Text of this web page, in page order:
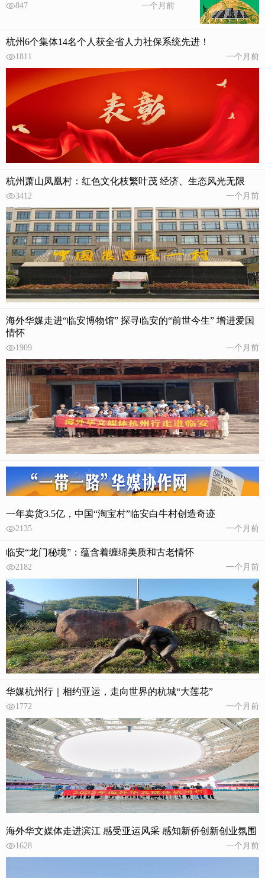
847 一个月前
杭州6个集体14名个人获全省人力社保系统先进！
1811 一个月前
杭州萧山凤凰村：红色文化枝繁叶茂 经济、生态风光无限
3412 一个月前
海外华媒走进“临安博物馆” 探寻临安的“前世今生” 增进爱国
情怀
1909 一个月前
一年卖货3.5亿，中国“淘宝村”临安白牛村创造奇迹
2135 一个月前
临安“龙门秘境”：蕴含着缠绵美质和古老情怀
2182 一个月前
华媒杭州行｜相约亚运，走向世界的杭城“大莲花”
1772 一个月前
海外华文媒体走进滨江 感受亚运风采 感知新侨创新创业氛围
1628 一个月前